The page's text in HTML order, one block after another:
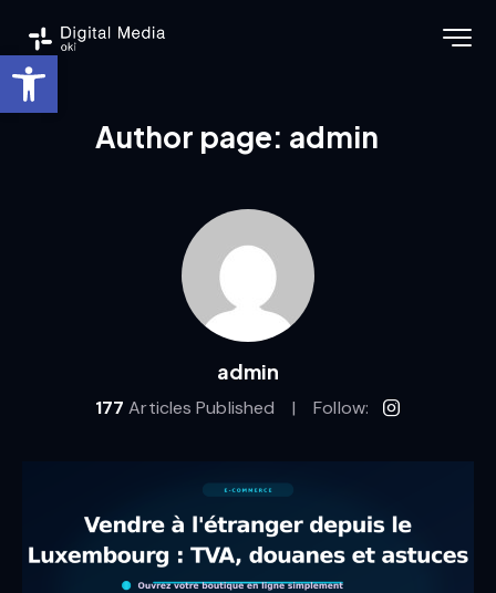
Ouvrir la barre d’outils
Author page: admin
admin
177 Articles Published Follow: